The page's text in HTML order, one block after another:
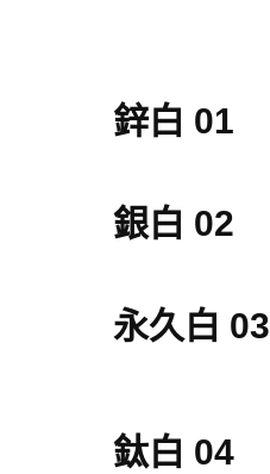
鋅白 01
銀白 02
永久白 03
鈦白 04